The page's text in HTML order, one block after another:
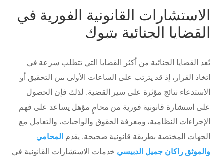
الاستشارات القانونية الفورية في
القضايا الجنائية بتبوك
تُعد القضايا الجنائية من أكثر القضايا التي تتطلب سرعة في
اتخاذ القرار، إذ قد يترتب على الساعات الأولى من التحقيق أو
الاستدعاء نتائج مؤثرة على سير القضية. لذلك فإن الحصول
على استشارة قانونية فورية من محامٍ مؤهل يساعد على فهم
الإجراءات النظامية، ومعرفة الحقوق والواجبات، والتعامل مع
الجهات المختصة بطريقة قانونية صحيحة. يقدم المحامي
والموثق راكان جميل الدبيسي خدمات الاستشارات القانونية في